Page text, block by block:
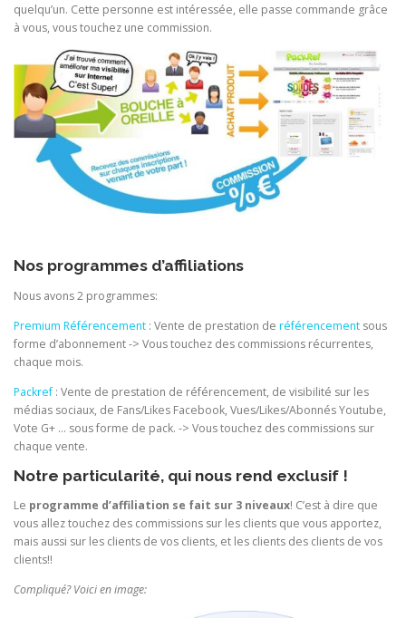
quelqu’un. Cette personne est intéressée, elle passe commande grâce
à vous, vous touchez une commission.
Nos programmes d’affiliations
Nous avons 2 programmes:
Premium Référencement : Vente de prestation de référencement sous
forme d’abonnement -> Vous touchez des commissions récurrentes,
chaque mois.
Packref: Vente de prestation de référencement, de visibilité sur les
médias sociaux, de Fans/Likes Facebook, Vues/Likes/Abonnés Youtube,
Vote G+ … sous forme de pack. -> Vous touchez des commissions sur
chaque vente.
Notre particularité, qui nous rend exclusif !
Le programme d’affiliation se fait sur 3 niveaux! C’est à dire que
vous allez touchez des commissions sur les clients que vous apportez,
mais aussi sur les clients de vos clients, et les clients des clients de vos
clients!!
Compliqué? Voici en image: